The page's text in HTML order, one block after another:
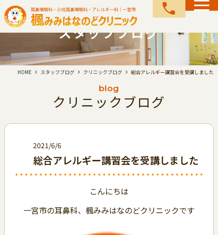
耳鼻咽喉科・小児耳鼻咽喉科・アレルギー科｜一宮市 call
スタッフブログ
HOME スタッフブログ クリニックブログ 総合アレルギー講習会を受講しました
blog
クリニックブログ
2021/6/6
総合アレルギー講習会を受講しました
こんにちは
一宮市の耳鼻科、楓みみはなのどクリニックです